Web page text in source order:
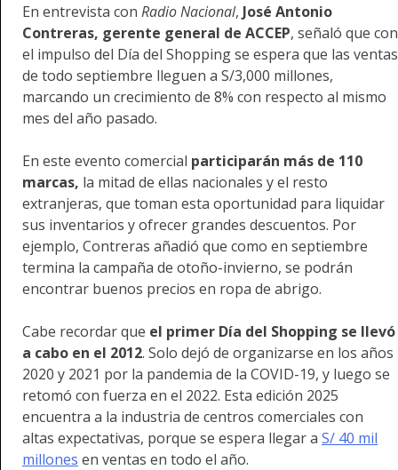
En entrevista con Radio Nacional, José Antonio
Contreras, gerente general de ACCEP, señaló que con
el impulso del Día del Shopping se espera que las ventas
de todo septiembre lleguen a S/3,000 millones,
marcando un crecimiento de 8% con respecto al mismo
mes del año pasado.
En este evento comercial participarán más de 110
marcas, la mitad de ellas nacionales y el resto
extranjeras, que toman esta oportunidad para liquidar
sus inventarios y ofrecer grandes descuentos. Por
ejemplo, Contreras añadió que como en septiembre
termina la campaña de otoño-invierno, se podrán
encontrar buenos precios en ropa de abrigo.
Cabe recordar que el primer Día del Shopping se llevó
a cabo en el 2012. Solo dejó de organizarse en los años
2020 y 2021 por la pandemia de la COVID-19, y luego se
retomó con fuerza en el 2022. Esta edición 2025
encuentra a la industria de centros comerciales con
altas expectativas, porque se espera llegar a S/ 40 mil
millones en ventas en todo el año.